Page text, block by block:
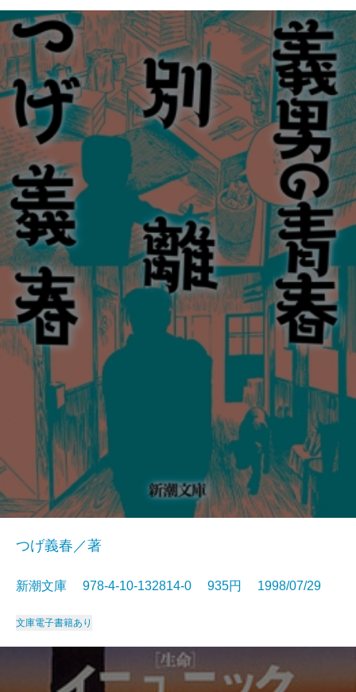
つげ義春／著
新潮文庫 978-4-10-132814-0 935円 1998/07/29
文庫電子書籍あり